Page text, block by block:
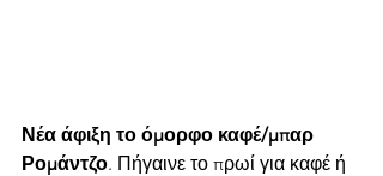
Νέα άφιξη το όμορφο καφέ/μπαρ
Ρομάντζο. Πήγαινε το πρωί για καφέ ή